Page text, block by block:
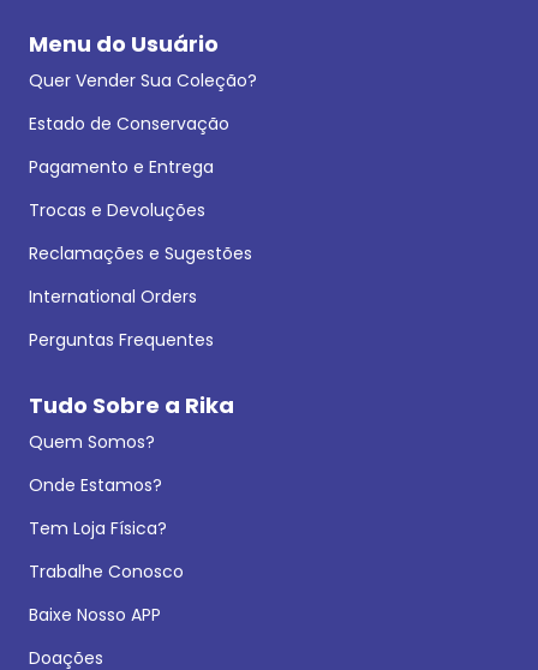
Menu do Usuário
Quer Vender Sua Coleção?
Estado de Conservação
Pagamento e Entrega
Trocas e Devoluções
Reclamações e Sugestões
International Orders
Perguntas Frequentes
Tudo Sobre a Rika
Quem Somos?
Onde Estamos?
Tem Loja Física?
Trabalhe Conosco
Baixe Nosso APP
Doações